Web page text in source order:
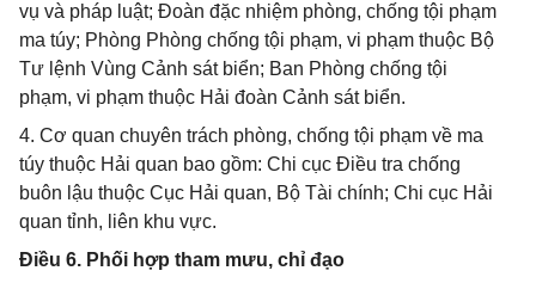
vụ và pháp luật; Đoàn đặc nhiệm phòng, chống tội phạm
ma túy; Phòng Phòng chống tội phạm, vi phạm thuộc Bộ
Tư lệnh Vùng Cảnh sát biển; Ban Phòng chống tội
phạm, vi phạm thuộc Hải đoàn Cảnh sát biển.
4. Cơ quan chuyên trách phòng, chống tội phạm về ma
túy thuộc Hải quan bao gồm: Chi cục Điều tra chống
buôn lậu thuộc Cục Hải quan, Bộ Tài chính; Chi cục Hải
quan tỉnh, liên khu vực.
Điều 6. Phối hợp tham mưu, chỉ đạo